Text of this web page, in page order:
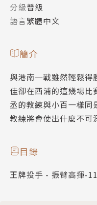
分級普級
語言繁體中文
簡介
與港南一戰雖然輕鬆得
佳卻在西浦的這幾場
丞的教練與小百一樣
教練將會使出什麼不可
目錄
王牌投手 - 振臂高揮-11